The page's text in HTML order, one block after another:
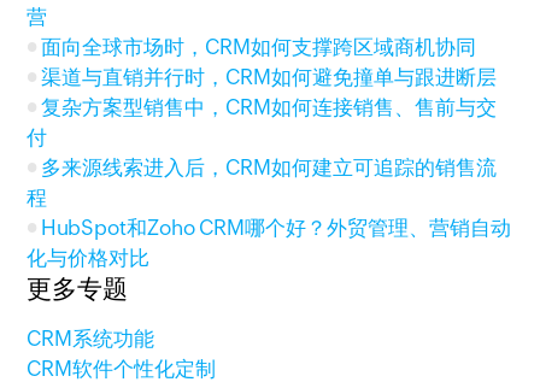
营
面向全球市场时，CRM如何支撑跨区域商机协同
渠道与直销并行时，CRM如何避免撞单与跟进断层
复杂方案型销售中，CRM如何连接销售、售前与交
付
多来源线索进入后，CRM如何建立可追踪的销售流
程
HubSpot和Zoho CRM哪个好？外贸管理、营销自动
化与价格对比
更多专题
CRM系统功能
CRM软件个性化定制